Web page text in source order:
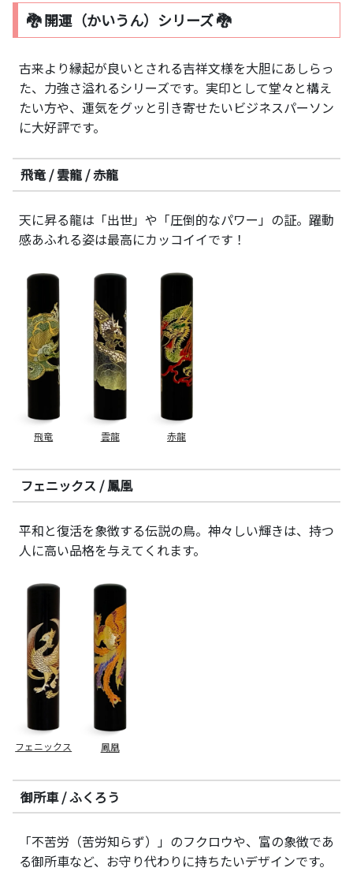
🐉 開運（かいうん）シリーズ 🐉
古来より縁起が良いとされる吉祥文様を大胆にあしらっ
た、力強さ溢れるシリーズです。実印として堂々と構え
たい方や、運気をグッと引き寄せたいビジネスパーソン
に大好評です。
飛竜 / 雲龍 / 赤龍
天に昇る龍は「出世」や「圧倒的なパワー」の証。躍動
感あふれる姿は最高にカッコイイです！
飛竜 雲龍 赤龍
フェニックス / 鳳凰
平和と復活を象徴する伝説の鳥。神々しい輝きは、持つ
人に高い品格を与えてくれます。
フェニックス 鳳凰
御所車 / ふくろう
「不苦労（苦労知らず）」のフクロウや、富の象徴であ
る御所車など、お守り代わりに持ちたいデザインです。